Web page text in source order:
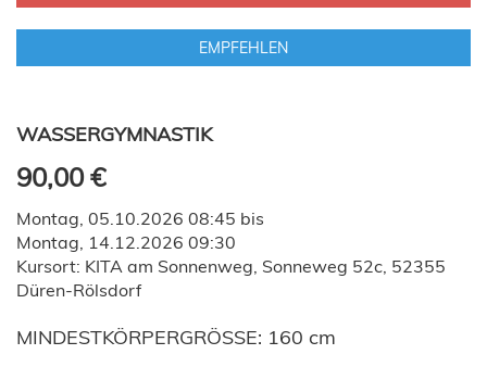
EMPFEHLEN
WASSERGYMNASTIK
90,00 €
Montag, 05.10.2026 08:45 bis
Montag, 14.12.2026 09:30
Kursort: KITA am Sonnenweg, Sonneweg 52c, 52355
Düren-Rölsdorf
MINDESTKÖRPERGRÖSSE: 160 cm